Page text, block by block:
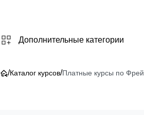
Дополнительные категории
/Каталог курсов/Платные курсы по